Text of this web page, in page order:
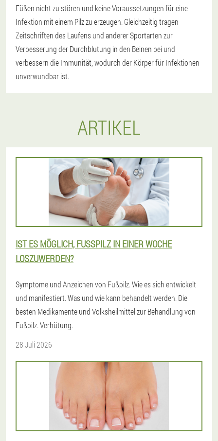
Füßen nicht zu stören und keine Voraussetzungen für eine
Infektion mit einem Pilz zu erzeugen. Gleichzeitig tragen
Zeitschriften des Laufens und anderer Sportarten zur
Verbesserung der Durchblutung in den Beinen bei und
verbessern die Immunität, wodurch der Körper für Infektionen
unverwundbar ist.
ARTIKEL
IST ES MÖGLICH, FUSSPILZ IN EINER WOCHE L
OSZUWERDEN?
Symptome und Anzeichen von Fußpilz. Wie es sich entwickelt
und manifestiert. Was und wie kann behandelt werden. Die
besten Medikamente und Volksheilmittel zur Behandlung von
Fußpilz. Verhütung.
28 Juli 2026